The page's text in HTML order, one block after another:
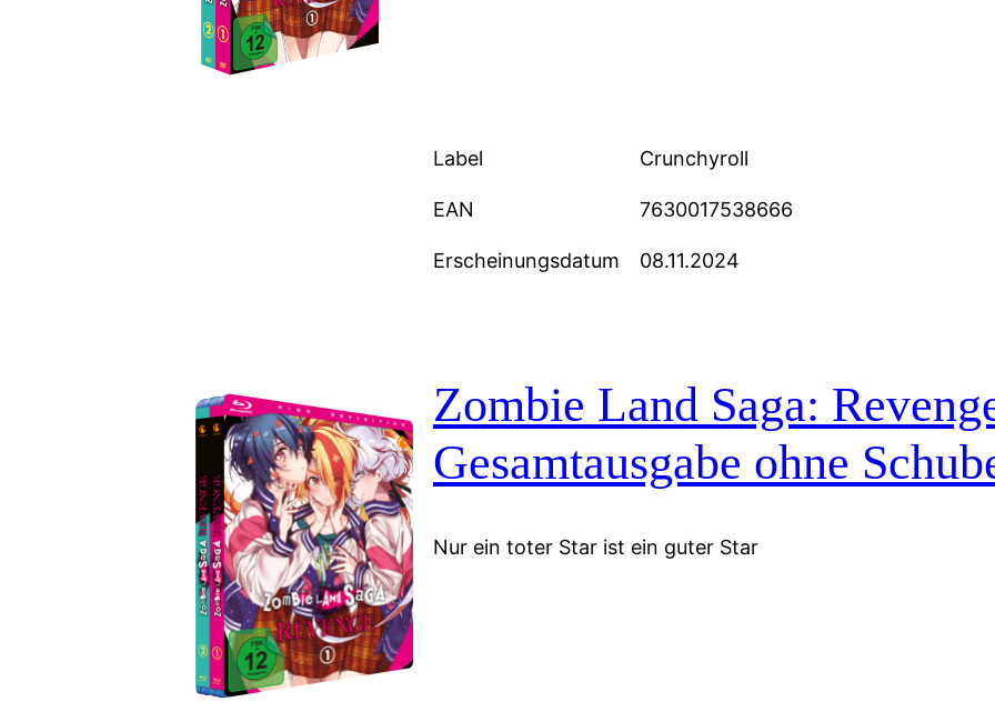
Label Crunchyroll
EAN 7630017538666
Erscheinungsdatum 08.11.2024
Zombie Land Saga:
Gesamtausgabe ohne
Nur ein toter Star ist ein guter Star